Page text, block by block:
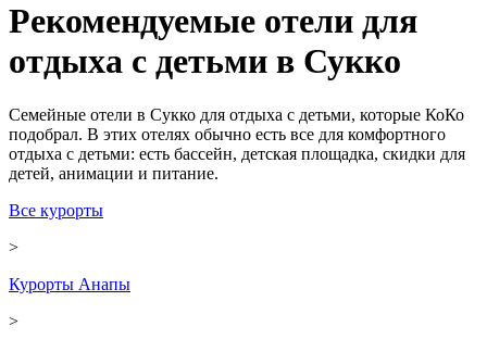
Рекомендуемые отели для
отдыха с детьми в Сукко
Семейные отели в Сукко для отдыха с детьми, которые КоКо
подобрал. В этих отелях обычно есть все для комфортного
отдыха с детьми: есть бассейн, детская площадка, скидки для
детей, анимации и питание.
Все курорты
>
Курорты Анапы
>